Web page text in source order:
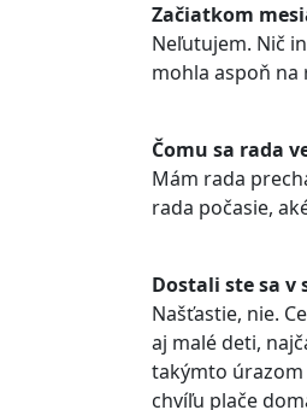
Začiatkom
Neľutujem. Nič
mohla aspoň na
Čomu sa rada
Mám rada
rada počasie,
Dostali ste sa
Našťastie, nie.
aj malé deti,
takýmto
chvíľu plače